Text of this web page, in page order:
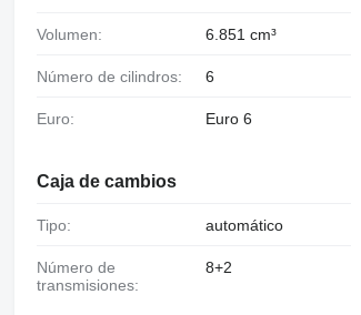
Volumen: 6.851 cm³
Número de cilindros: 6
Euro: Euro 6
Caja de cambios
Tipo: automático
Número de
transmisiones:
8+2